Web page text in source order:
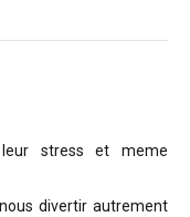
stress et meme
divertir autrement